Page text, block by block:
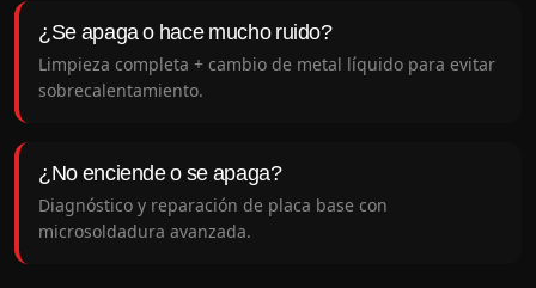
¿Se apaga o hace mucho ruido?
Limpieza completa + cambio de metal líquido para evitar
sobrecalentamiento.
¿No enciende o se apaga?
Diagnóstico y reparación de placa base con
microsoldadura avanzada.